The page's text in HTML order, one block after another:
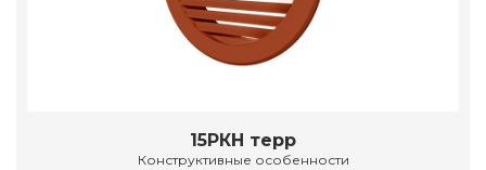
15РКН терр
Конструктивные особенности